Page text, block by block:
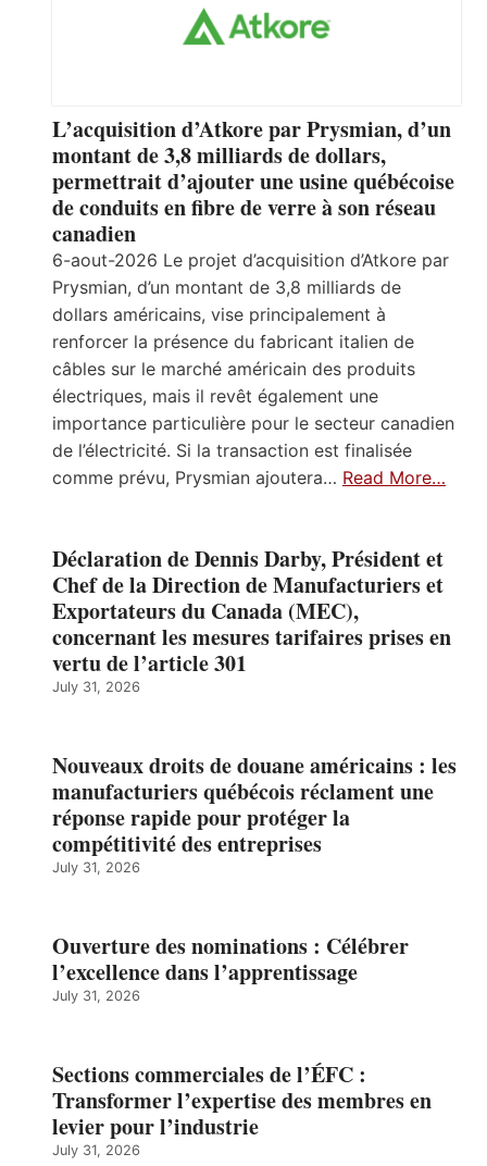
L’acquisition d’Atkore par Prysmian, d’un
montant de 3,8 milliards de dollars,
permettrait d’ajouter une usine québécoise
de conduits en fibre de verre à son réseau
canadien
6-aout-2026 Le projet d’acquisition d’Atkore par
Prysmian, d’un montant de 3,8 milliards de
dollars américains, vise principalement à
renforcer la présence du fabricant italien de
câbles sur le marché américain des produits
électriques, mais il revêt également une
importance particulière pour le secteur canadien
de l’électricité. Si la transaction est finalisée
comme prévu, Prysmian ajoutera… Read More…
Déclaration de Dennis Darby, Président et
Chef de la Direction de Manufacturiers et
Exportateurs du Canada (MEC),
concernant les mesures tarifaires prises en
vertu de l’article 301
July 31, 2026
Nouveaux droits de douane américains : les
manufacturiers québécois réclament une
réponse rapide pour protéger la
compétitivité des entreprises
July 31, 2026
Ouverture des nominations : Célébrer
l’excellence dans l’apprentissage
July 31, 2026
Sections commerciales de l’ÉFC :
Transformer l’expertise des membres en
levier pour l’industrie
July 31, 2026